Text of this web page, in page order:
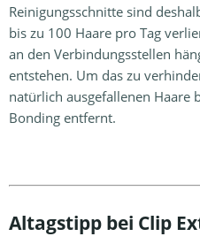
Reinigungsschnitte sind
bis zu 100 Haare pro Tag
an den Verbindungsstellen
entstehen. Um das zu
natürlich ausgefallenen Haare
Bonding entfernt.
Altagstipp bei Clip